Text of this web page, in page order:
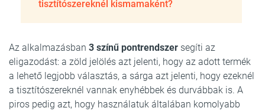
tisztítószereknél kismamaként?
Az alkalmazásban 3 színű pontrendszer segíti az
eligazodást: a zöld jelölés azt jelenti, hogy az adott termék
a lehető legjobb választás, a sárga azt jelenti, hogy ezeknél
a tisztítószereknél vannak enyhébbek és durvábbak is. A
piros pedig azt, hogy használatuk általában komolyabb